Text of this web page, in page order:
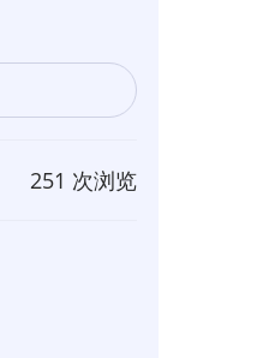
251 次浏览